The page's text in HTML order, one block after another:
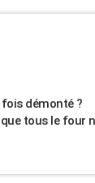
démonté ?
tous le four